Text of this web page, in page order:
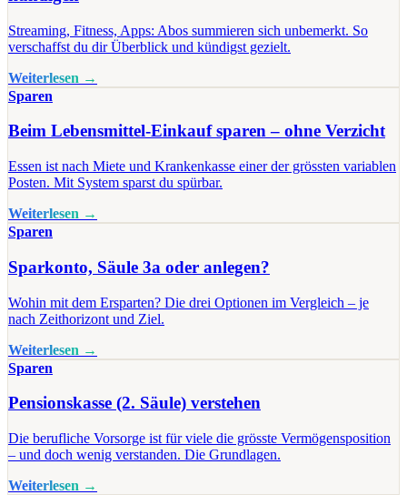
Streaming, Fitness, Apps: Abos summieren sich unbemerkt. So
verschaffst du dir Überblick und kündigst gezielt.
Weiterlesen →
Sparen
Beim Lebensmittel-Einkauf sparen – ohne Verzicht
Essen ist nach Miete und Krankenkasse einer der grössten variablen
Posten. Mit System sparst du spürbar.
Weiterlesen →
Sparen
Sparkonto, Säule 3a oder anlegen?
Wohin mit dem Ersparten? Die drei Optionen im Vergleich – je
nach Zeithorizont und Ziel.
Weiterlesen →
Sparen
Pensionskasse (2. Säule) verstehen
Die berufliche Vorsorge ist für viele die grösste Vermögensposition
– und doch wenig verstanden. Die Grundlagen.
Weiterlesen →